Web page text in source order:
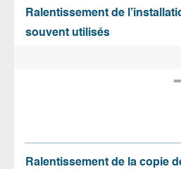
Ralentissement de
souvent utilisés
Ralentissement de la copie